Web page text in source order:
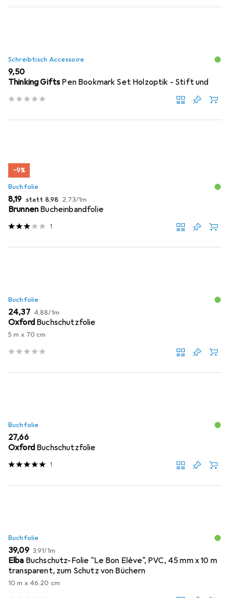
Schreibtisch Accessoire
EUR
9,50
Thinking Gifts Pen Bookmark Set Holzoptik - Stift und
−9%
Buchfolie
EUR
8,19 statt EUR
8,98 EUR
2,73/1m
Brunnen Bucheinbandfolie
1
Buchfolie
EUR
24,37 EUR
4,88/1m
Oxford Buchschutzfolie
5 m x 70 cm
Buchfolie
EUR
27,66
Oxford Buchschutzfolie
1
Buchfolie
EUR
39,09 EUR
3,91/1m
Elba Buchschutz-Folie "Le Bon Elève", PVC, 45 mm x 10 m
transparent, zum Schutz von Büchern
10 m x 46.20 cm